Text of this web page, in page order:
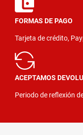
FORMAS DE PAGO
Tarjeta de crédito,
ACEPTAMOS
Periodo de reflexión